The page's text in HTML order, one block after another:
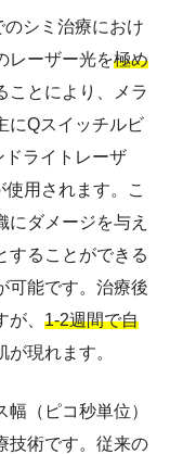
シミ治療におけ
レーザー光を極め
ことにより、メラ
にQスイッチルビ
ドライトレーザ
用されます。こ
にダメージを与え
することができる
可能です。治療後
、 1-2週間で自
現れます。
（ピコ秒単位）
技術です。従来の